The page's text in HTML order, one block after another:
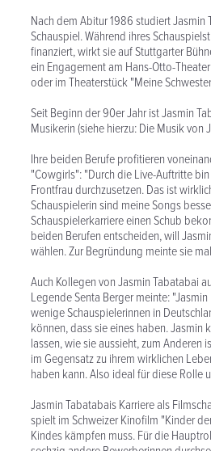
Nach dem Abitur 1986 studiert
Schauspiel. Während ihres
finanziert, wirkt sie auf Stuttgarter
ein Engagement am Hans-Otto-
oder im Theaterstück "Meine
Seit Beginn der 90er Jahr ist Jasmin
Musikerin (siehe hierzu: Die Musik von
Ihre beiden Berufe profitieren
"Cowgirls": "Durch die Live-Auftritte
Frontfrau durchzusetzen. Das ist
Schauspielerin sind meine Songs
Schauspielerkarriere einen Schub
beiden Berufen entscheiden, will
wählen. Zur Begründung meinte sie
Auch Kollegen von Jasmin Tabatabai
Legende Senta Berger meinte:
wenige Schauspielerinnen in
können, dass sie eines haben. Jasmin
lassen, wie sie aussieht, zum Anderen
im Gegensatz zu ihrem wirklichen
haben kann. Also ideal für diese Rolle
Jasmin Tabatabais Karriere als
spielt im Schweizer Kinofilm "Kinder
Kindes kämpfen muss. Für die